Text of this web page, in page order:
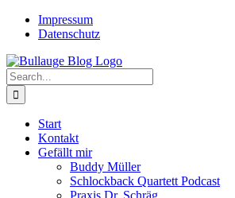
Skip
TwitterImpressum
Datenschutz
Search
for:
Start
Kontakt
Gefällt mir
Buddy Müller
Schlockback Quartett Podcast
Praxis Dr. Schräg